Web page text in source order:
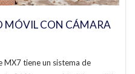
MÓVIL CON CÁMARA
MX7 tiene un sistema de